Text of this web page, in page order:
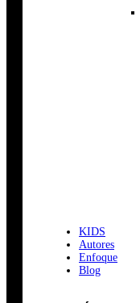
KIDS
Autores
Enfoque
Blog